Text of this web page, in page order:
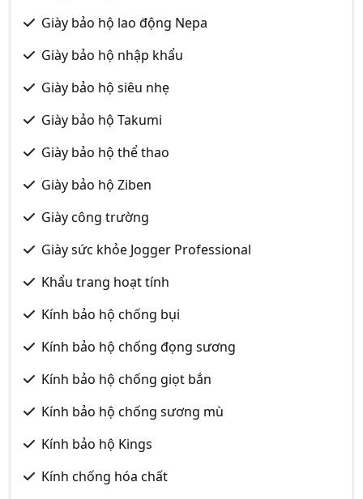
Giày bảo hộ lao động Nepa
Giày bảo hộ nhập khẩu
Giày bảo hộ siêu nhẹ
Giày bảo hộ Takumi
Giày bảo hộ thể thao
Giày bảo hộ Ziben
Giày công trường
Giày sức khỏe Jogger Professional
Khẩu trang hoạt tính
Kính bảo hộ chống bụi
Kính bảo hộ chống đọng sương
Kính bảo hộ chống giọt bắn
Kính bảo hộ chống sương mù
Kính bảo hộ Kings
Kính chống hóa chất